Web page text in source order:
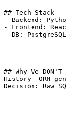
## Tech Stack
- Backend:
- Frontend:
- DB:
## Why We
History: ORM
Decision: Raw